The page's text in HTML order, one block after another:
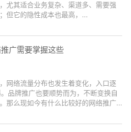
尤其适合业务复杂、渠道多、需要强
但它的隐性成本也最高，...
广需要掌握这些
网络流量分布也发生着变化，入口逐
品牌推广也要顺势而为，不断变换自
那么现如今有什么比较好的网络推广...